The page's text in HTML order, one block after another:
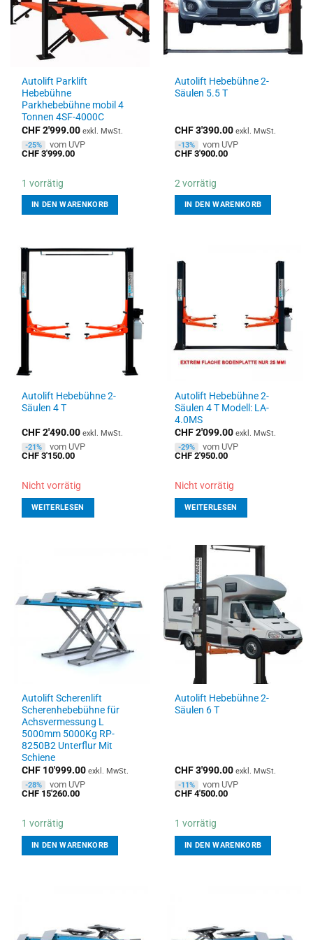
Autolift Parklift
Hebebühne
Parkhebebühne mobil 4
Tonnen 4SF-4000C
CHF2'999.00 exkl. MwSt.
-25%
vom UVP
CHF 3'999.00
1 vorrätig
IN DEN WARENKORB
Autolift Hebebühne 2-
Säulen 5.5 T
CHF3'390.00 exkl. MwSt.
-13%
vom UVP
CHF 3'900.00
2 vorrätig
IN DEN WARENKORB
Autolift Hebebühne 2-
Säulen 4 T
CHF2'490.00 exkl. MwSt.
-21%
vom UVP
CHF 3'150.00
Nicht vorrätig
WEITERLESEN
Autolift Hebebühne 2-
Säulen 4 T Modell: LA-
4.0MS
CHF2'099.00 exkl. MwSt.
-29%
vom UVP
CHF 2'950.00
Nicht vorrätig
WEITERLESEN
Autolift Scherenlift
Scherenhebebühne für
Achsvermessung L
5000mm 5000Kg RP-
8250B2 Unterflur Mit
Schiene
CHF 10'999.00 exkl. MwSt.
-28%
vom UVP
CHF 15'260.00
1 vorrätig
IN DEN WARENKORB
Autolift Hebebühne 2-
Säulen 6 T
CHF3'990.00 exkl. MwSt.
-11%
vom UVP
CHF 4'500.00
1 vorrätig
IN DEN WARENKORB